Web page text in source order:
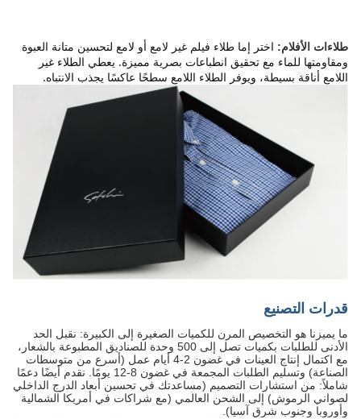
طلاءات الأفلام:
اللامع أناقة بسيطة، ويوفر الطلاء اللامع سطحًا عاكسًا يجذب الانتباه.
قدرات التصنيع
ما يميزنا هو التخصيص المرن للكميات الصغيرة إلى الكبيرة: نقبل الحد
الأدنى للطلبات بكميات تصل إلى 500 وحدة للصناديق المطبوعة بالشعار،
مع اكتمال إنتاج العينات في غضون 2-4 أيام عمل (أسرع من متوسطات
الصناعة) وتسليم الطلبات المجمعة في غضون 8-12 يومًا. نقدم أيضًا دعمًا
شاملاً: من استشارات التصميم (مساعدتك في تحسين أبعاد الدرج الداخلي
لصواني الرموش) إلى الشحن العالمي (مع شراكات في أمريكا الشمالية
وأوروبا وجنوب شرق آسيا).